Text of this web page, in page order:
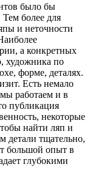
было бы
более для
и неточности
а конкретных
художника по
форме, деталях.
Есть немало
работаем и в
публикация
некоторые
найти ляп и
детали тщательно,
большой опыт в
глубокими